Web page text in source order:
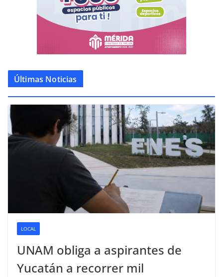
Últimas Noticias
LOCAL
UNAM obliga a aspirantes de
Yucatán a recorrer mil